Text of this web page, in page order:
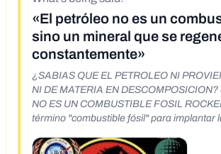
«El petróleo no es un
sino un mineral que se
constantemente»
¿SABIAS QUE EL PETROLEO NI
NI DE MATERIA EN
NO ES UN COMBUSTIBLE FOSIL ROCKEFELLER acuñó el
término "combustible fósil" para implantar
beneficios cuando se sabe que se trata de